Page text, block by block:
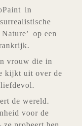
in
Nature’ op een
vrouw die in
kijkt uit over de
de wereld.
voor de